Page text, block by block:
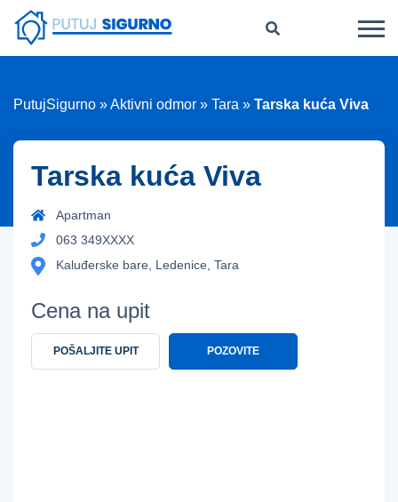
PutujSigurno »Aktivni odmor » Tara » Tarska kuća Viva
Tarska kuća Viva
Apartman
063 349XXXX
Kaluđerske bare, Ledenice, Tara
Cena na upit
POŠALJITE UPIT POZOVITE